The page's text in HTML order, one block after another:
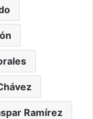
Ramírez